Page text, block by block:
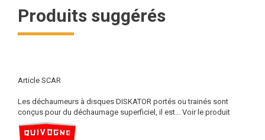
Produits suggérés
Article SCAR
Les déchaumeurs à disques DISKATOR portés ou trainés sont
conçus pour du déchaumage superficiel, il est... Voir le produit